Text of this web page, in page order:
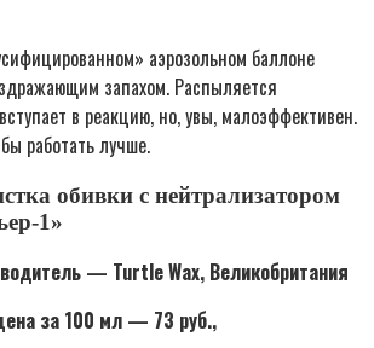
аэрозольном баллоне
запахом. Распыляется
в реакцию, но, увы, малоэффективен.
работать лучше.
обивки с нейтрализатором
1»
— Turtle Wax, Великобритания
за 100 мл — 73 руб.,